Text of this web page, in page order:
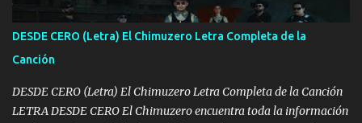
de este León los estatales no sé esperaron Al tiro esta la PrimiZa
también la nueve que cargo al lado doy la mano al que su amigo y
al traicionero damos pa abajo Y No me paran aquí hay pa más
pues hay charola les voy a dar hasta topar pues no hay de otra...
DESDE CERO (Letra) El Chimuzero Letra Completa de la
Canción
DESDE CERO (Letra) El Chimuzero Letra Completa de la Canción
LETRA DESDE CERO El Chimuzero encuentra toda la información